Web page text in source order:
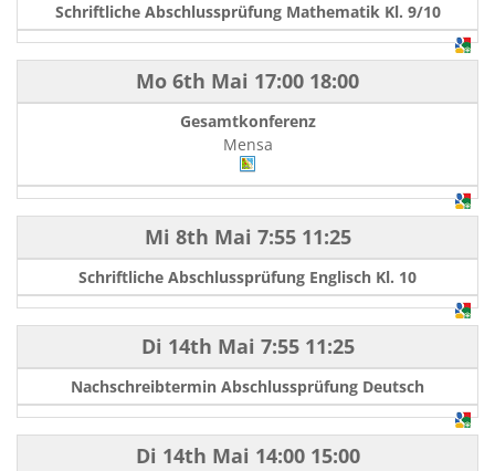
Schriftliche Abschlussprüfung Mathematik Kl. 9/10
Mo 6th Mai 17:00 18:00
Gesamtkonferenz
Mensa
Mi 8th Mai 7:55 11:25
Schriftliche Abschlussprüfung Englisch Kl. 10
Di 14th Mai 7:55 11:25
Nachschreibtermin Abschlussprüfung Deutsch
Di 14th Mai 14:00 15:00